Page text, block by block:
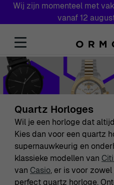
Wij zijn momenteel met
vanaf 12
Quartz Horloges
Wil je een horloge dat
Kies dan voor een quartz
supernauwkeurig en
klassieke modellen van
van Casio, er is voor zowel
perfect quartz horloge.